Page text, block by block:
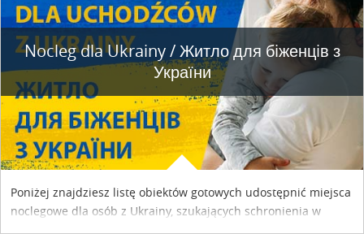
Nocleg dla Ukrainy / Житло для бiженцiв з
України
Poniżej znajdziesz listę obiektów gotowych udostępnić miejsca
noclegowe dla osób z Ukrainy, szukających schronienia w